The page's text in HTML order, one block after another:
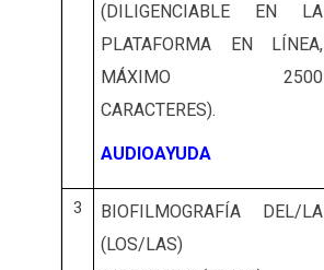
(DILIGENCIABLE EN LA
PLATAFORMA EN LÍNEA,
MÁXIMO 2500
CARACTERES).
AUDIOAYUDA
3
BIOFILMOGRAFÍA DEL/LA
(LOS/LAS)